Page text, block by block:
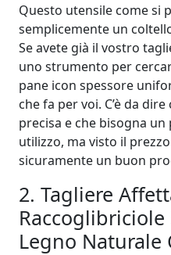
Questo utensile come si
semplicemente un
Se avete già il vostro
uno strumento per
pane icon spessore
che fa per voi. C’è da
precisa e che bisogna un
utilizzo, ma visto il
sicuramente un buon
2. Tagliere
Legno Naturale